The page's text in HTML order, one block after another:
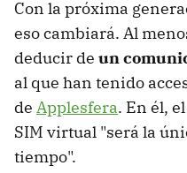
Con la próxima
eso cambiará. Al
deducir de un
al que han tenido
de Applesfera. En él,
SIM virtual "será la
tiempo".